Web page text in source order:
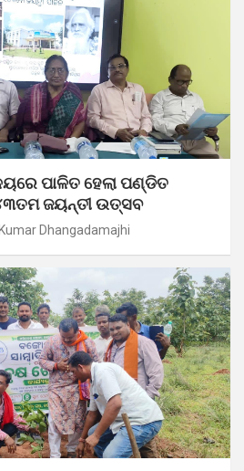
ପାଳିତ ହେଲା ପଣ୍ଡିତ
ଜୟନ୍ତୀ ଉତ୍ସବ
Dhangadamajhi